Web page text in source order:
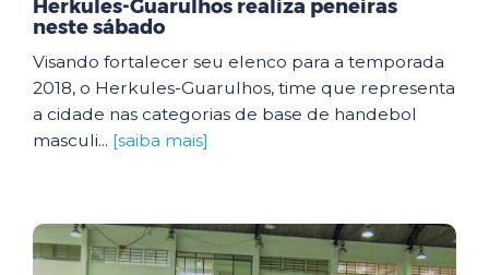
Herkules-Guarulhos realiza peneiras
neste sábado
Visando fortalecer seu elenco para a temporada
2018, o Herkules-Guarulhos, time que representa
a cidade nas categorias de base de handebol
masculi... [saiba mais]